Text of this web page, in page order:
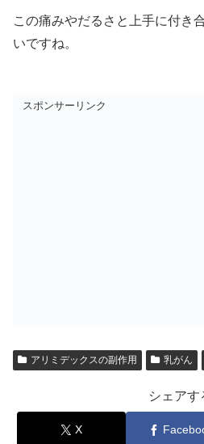
この痛みやだるさと上手に付き
いですね。
スポンサーリンク
アリミデックスの副作用 乳がん
シェアす
X